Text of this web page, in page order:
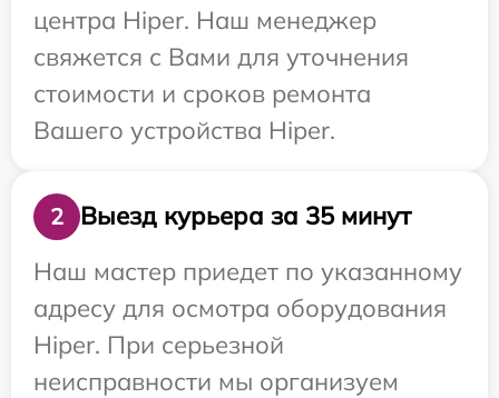
центра Hiper. Наш менеджер
свяжется с Вами для уточнения
стоимости и сроков ремонта
Вашего устройства Hiper.
2
Выезд курьера за 35 минут
Наш мастер приедет по указанному
адресу для осмотра оборудования
Hiper. При серьезной
неисправности мы организуем